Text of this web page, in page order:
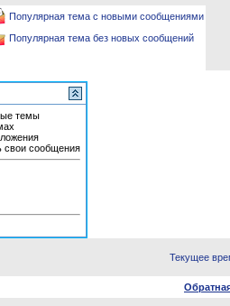
Популярная тема с новыми сообщениями
Популярная тема без новых сообщений
темы
свои сообщения
Текущее